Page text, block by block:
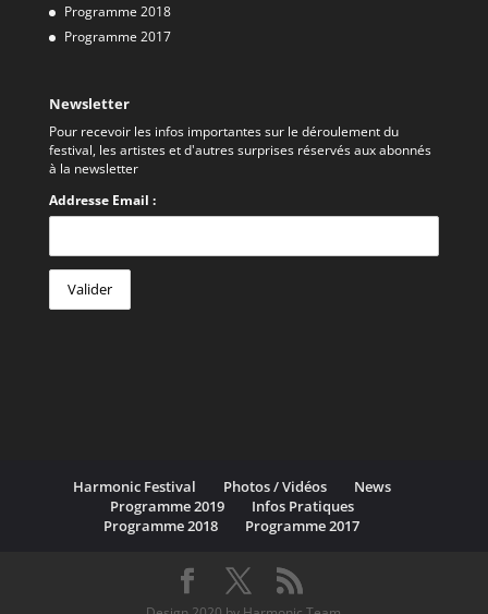
Programme 2018
Programme 2017
Newsletter
Pour recevoir les infos importantes sur le déroulement du
festival, les artistes et d'autres surprises réservés aux abonnés
à la newsletter
Addresse Email :
Harmonic Festival Photos / Vidéos
News
Programme 2019
Infos Pratiques
Programme 2018
Programme 2017